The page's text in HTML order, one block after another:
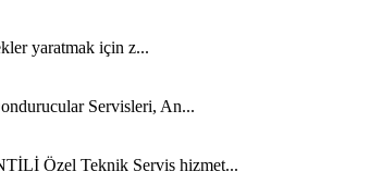
yaratmak için z...
Servisleri, An...
Özel Teknik Servis hizmet...